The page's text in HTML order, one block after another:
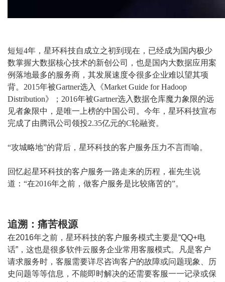
短短4年，星环科技自成立之初到现在，已经成为国内极少
数掌握大数据核心技术的新创公司，也是国内大数据应用案
例落地最多的服务商，其发展速度令很多企业难以望其项
背。2015年被Gartner选入《Market Guide for Hadoop
Distribution》；2016年被Gartner选入数据仓库魔力象限的远
见者象限中，是唯一上榜的中国公司。今年，星环科技宣布
完成了由腾讯公司领投2.35亿元的C轮融资。
“攻城略地”的背后，星环科技的客户服务压力不言而喻。
回忆起星环科技的客户服务一路走来的历程，崔先生说
道：“在2016年之前，做客户服务是比较痛苦的”。
追溯：痛苦根源
在2016年之前，星环科技的客户服务模式主要是“QQ+电
话”，这也是很多软件云服务企业常用客服模式。凡是客户
请求服务时，客服需要详尽咨询客户的故障或问题现象、历
史问题等等信息，不能即时解决的还需要客服一一记录或保